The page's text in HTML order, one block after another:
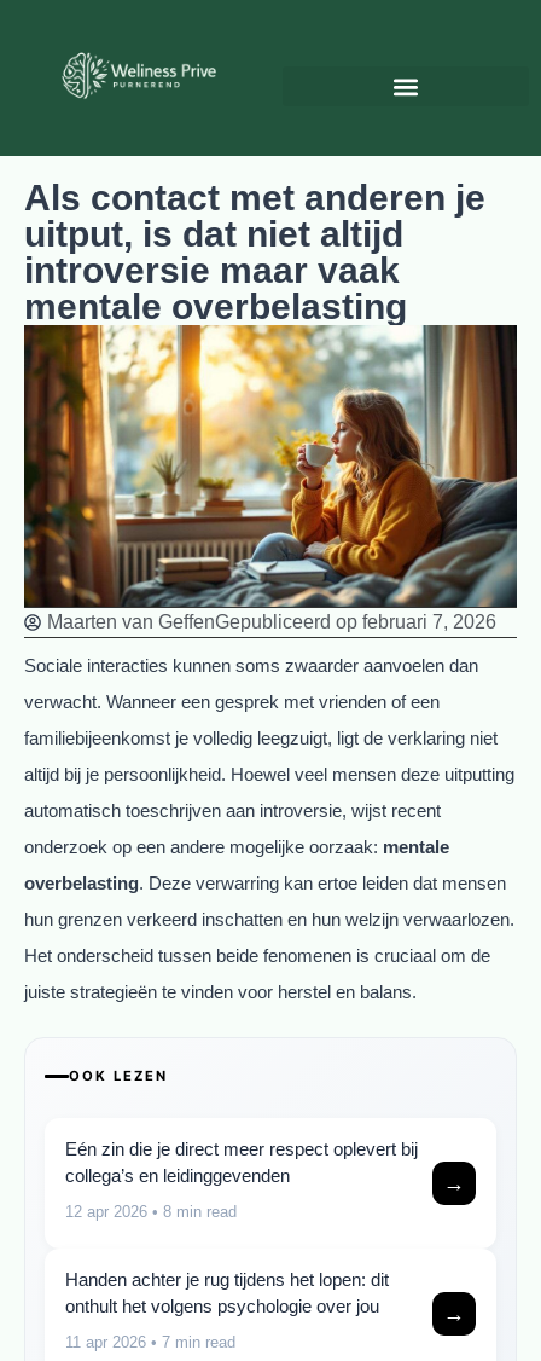
Als contact met anderen je
uitput, is dat niet altijd
introversie maar vaak
mentale overbelasting
Maarten van GeffenGepubliceerd op februari 7, 2026
Sociale interacties kunnen soms zwaarder aanvoelen dan
verwacht. Wanneer een gesprek met vrienden of een
familiebijeenkomst je volledig leegzuigt, ligt de verklaring niet
altijd bij je persoonlijkheid. Hoewel veel mensen deze uitputting
automatisch toeschrijven aan introversie, wijst recent
onderzoek op een andere mogelijke oorzaak: mentale
overbelasting. Deze verwarring kan ertoe leiden dat mensen
hun grenzen verkeerd inschatten en hun welzijn verwaarlozen.
Het onderscheid tussen beide fenomenen is cruciaal om de
juiste strategieën te vinden voor herstel en balans.
OOK LEZEN
Eén zin die je direct meer respect oplevert bij
collega’s en leidinggevenden
12 apr 2026 • 8 min read
→
Handen achter je rug tijdens het lopen: dit
onthult het volgens psychologie over jou
11 apr 2026 • 7 min read
→